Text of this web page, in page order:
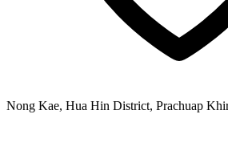
Nong Kae, Hua Hin District, Prachuap